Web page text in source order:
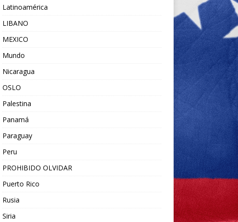
Latinoamérica
LIBANO
MEXICO
Mundo
Nicaragua
OSLO
Palestina
Panamá
Paraguay
Peru
PROHIBIDO OLVIDAR
Puerto Rico
Rusia
Siria